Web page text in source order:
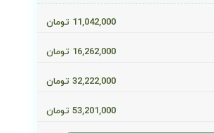
11,042,000 تومان
16,262,000 تومان
32,222,000 تومان
53,201,000 تومان